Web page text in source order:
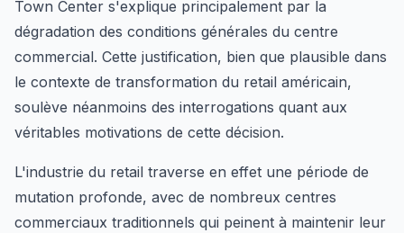
Town Center s'explique principalement par la
dégradation des conditions générales du centre
commercial. Cette justification, bien que plausible dans
le contexte de transformation du retail américain,
soulève néanmoins des interrogations quant aux
véritables motivations de cette décision.
L'industrie du retail traverse en effet une période de
mutation profonde, avec de nombreux centres
commerciaux traditionnels qui peinent à maintenir leur